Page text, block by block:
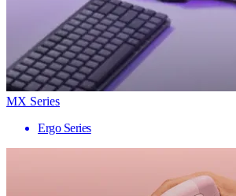
MX Series
Ergo Series